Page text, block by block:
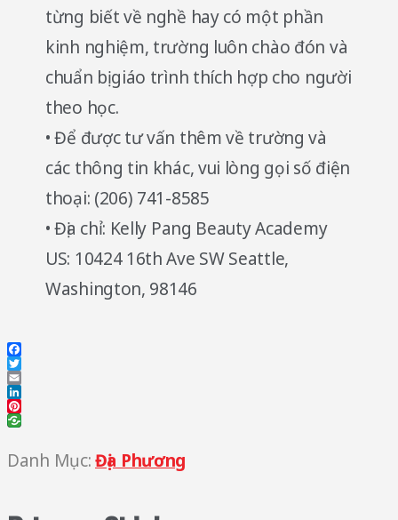
từng biết về nghề hay có một phần
kinh nghiệm, trường luôn chào đón và
chuẩn bị giáo trình thích hợp cho người
theo học.
• Để được tư vấn thêm về trường và
các thông tin khác, vui lòng gọi số điện
thoại: (206) 741-8585
• Địa chỉ: Kelly Pang Beauty Academy
US: 10424 16th Ave SW Seattle,
Washington, 98146
Facebook
Twitter
Email
LinkedIn
Pinterest
Danh Mục:Địa Phương